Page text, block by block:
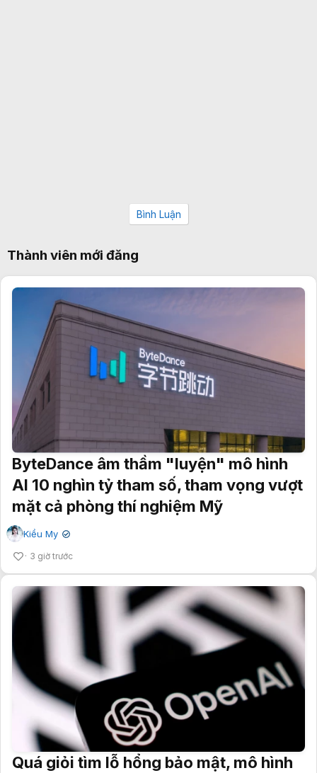
Bình Luận
Thành viên mới đăng
ByteDance âm thầm "luyện" mô hình
AI 10 nghìn tỷ tham số, tham vọng vượt
mặt cả phòng thí nghiệm Mỹ
Kiều My ✔
3 giờ trước
Quá giỏi tìm lỗ hổng bảo mật, mô hình